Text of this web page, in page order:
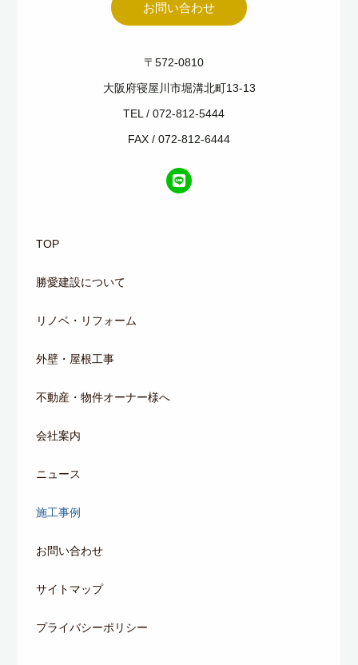
お問い合わせ
〒572-0810
大阪府寝屋川市堀溝北町13-13
TEL / 072-812-5444
FAX / 072-812-6444
TOP
勝愛建設について
リノベ・リフォーム
外壁・屋根工事
不動産・物件オーナー様へ
会社案内
ニュース
施工事例
お問い合わせ
サイトマップ
プライバシーポリシー